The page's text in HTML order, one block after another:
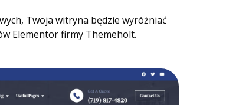
Twoja witryna będzie wyróżniać
Elementor firmy Themeholt.